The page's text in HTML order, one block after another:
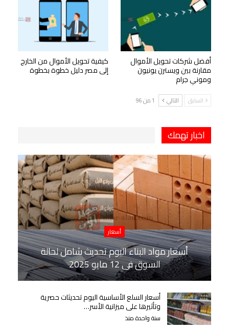
أفضل شركات تحويل الأموال
مقارنة بين ويسترن يونيون
وموني جرام
كيفية تحويل الأموال من الخارج
إلى مصر دليل خطوة بخطوة
السابق التالي 1 من 96
اخبار تهمك
أسعار
أسعار مواد البناء اليوم تحديث شامل لحالة
السوق في 12 مايو 2025
أسعار السلع الأساسية اليوم تحديثات حصرية
وتأثيرها على ميزانية الأسر…
سنة واحدة منذ